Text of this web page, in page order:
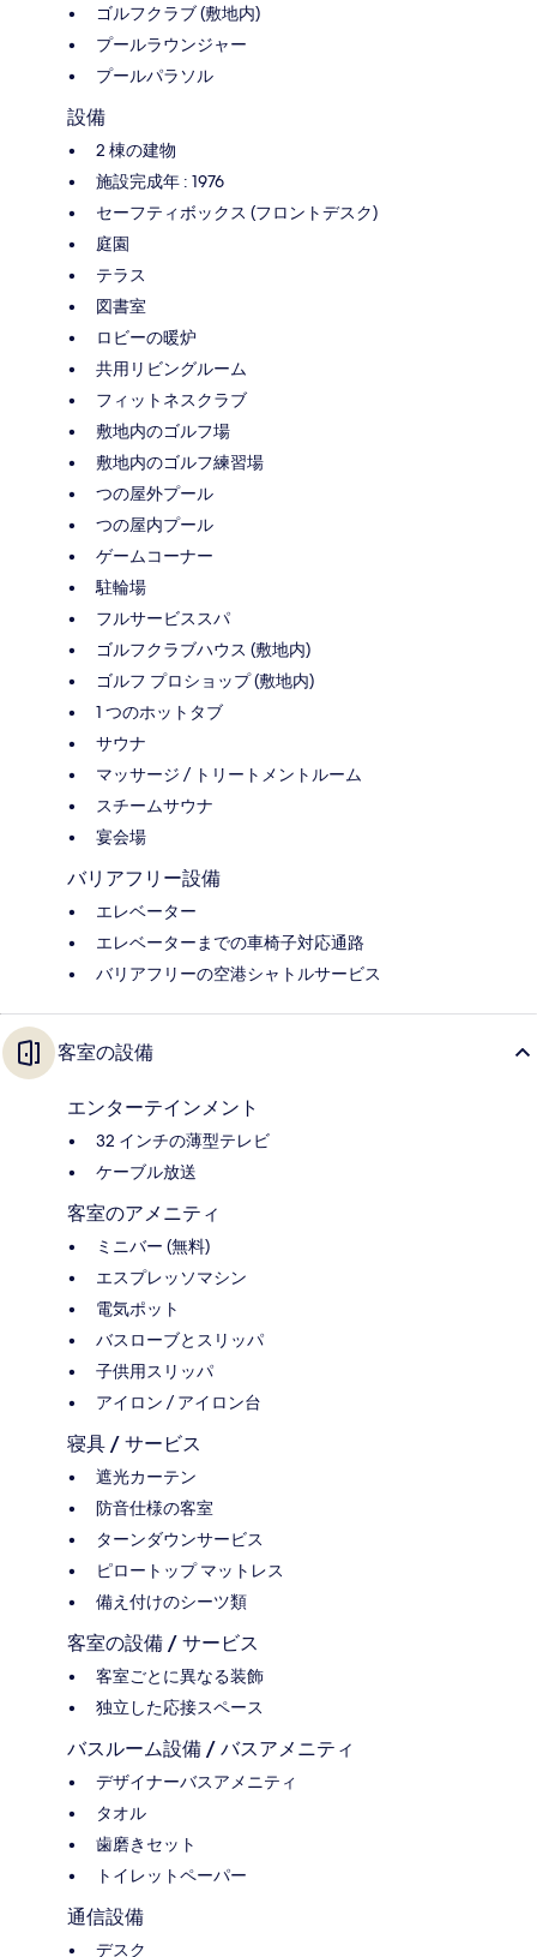
ゴルフクラブ (敷地内)
プールラウンジャー
プールパラソル
設備
2 棟の建物
施設完成年 : 1976
セーフティボックス (フロントデスク)
庭園
テラス
図書室
ロビーの暖炉
共用リビングルーム
フィットネスクラブ
敷地内のゴルフ場
敷地内のゴルフ練習場
つの屋外プール
つの屋内プール
ゲームコーナー
駐輪場
フルサービススパ
ゴルフクラブハウス (敷地内)
ゴルフ プロショップ (敷地内)
1 つのホットタブ
サウナ
マッサージ / トリートメントルーム
スチームサウナ
宴会場
バリアフリー設備
エレベーター
エレベーターまでの車椅子対応通路
バリアフリーの空港シャトルサービス
客室の設備
エンターテインメント
32 インチの薄型テレビ
ケーブル放送
客室のアメニティ
ミニバー (無料)
エスプレッソマシン
電気ポット
バスローブとスリッパ
子供用スリッパ
アイロン / アイロン台
寝具 / サービス
遮光カーテン
防音仕様の客室
ターンダウンサービス
ピロートップ マットレス
備え付けのシーツ類
客室の設備 / サービス
客室ごとに異なる装飾
独立した応接スペース
バスルーム設備 / バスアメニティ
デザイナーバスアメニティ
タオル
歯磨きセット
トイレットペーパー
通信設備
デスク